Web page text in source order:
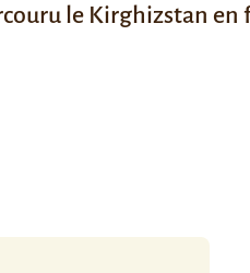
le Kirghizstan